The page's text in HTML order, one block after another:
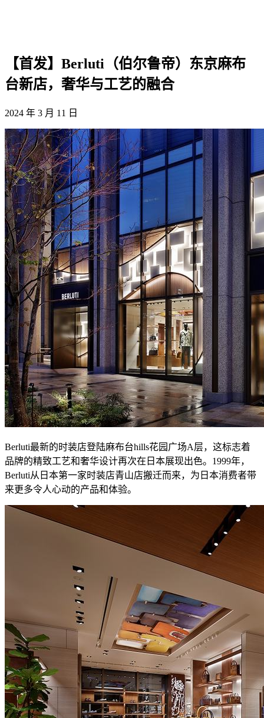
【首发】Berluti（伯尔鲁帝）东京麻布
台新店，奢华与工艺的融合
2024 年 3 月 11 日
Berluti最新的时装店登陆麻布台hills花园广场A层，这标志着
品牌的精致工艺和奢华设计再次在日本展现出色。1999年，
Berluti从日本第一家时装店青山店搬迁而来，为日本消费者带
来更多令人心动的产品和体验。